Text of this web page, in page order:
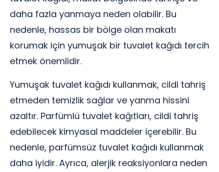
daha fazla yanmaya neden olabilir. Bu
nedenle, hassas bir bölge olan makatı
korumak için yumuşak bir tuvalet kağıdı tercih
etmek önemlidir.
Yumuşak tuvalet kağıdı kullanmak, cildi tahriş
etmeden temizlik sağlar ve yanma hissini
azaltır. Parfümlü tuvalet kağıtları, cildi tahriş
edebilecek kimyasal maddeler içerebilir. Bu
nedenle, parfümsüz tuvalet kağıdı kullanmak
daha iyidir. Ayrıca, alerjik reaksiyonlara neden